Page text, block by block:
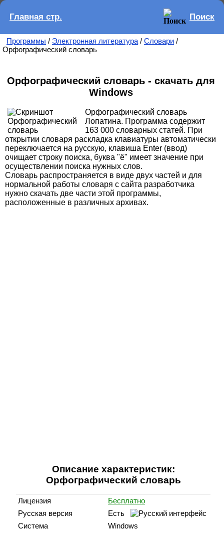
Главная стр. Поиск
Программы / Электронная литература / Словари /
Орфографический словарь
Орфографический словарь - скачать для
Windows
Орфографический словарь
Лопатина. Программа содержит
163 000 словарных статей. При
открытии словаря раскладка клавиатуры автоматически
переключается на русскую, клавиша Enter (ввод)
очищает строку поиска, буква "ё" имеет значение при
осуществлении поиска нужных слов.
Словарь распространяется в виде двух частей и для
нормальной работы словаря с сайта разработчика
нужно скачать две части этой программы,
расположенные в различных архивах.
Описание характеристик:
Орфографический словарь
Лицензия
Бесплатно
Русская версия
Есть
Система
Windows